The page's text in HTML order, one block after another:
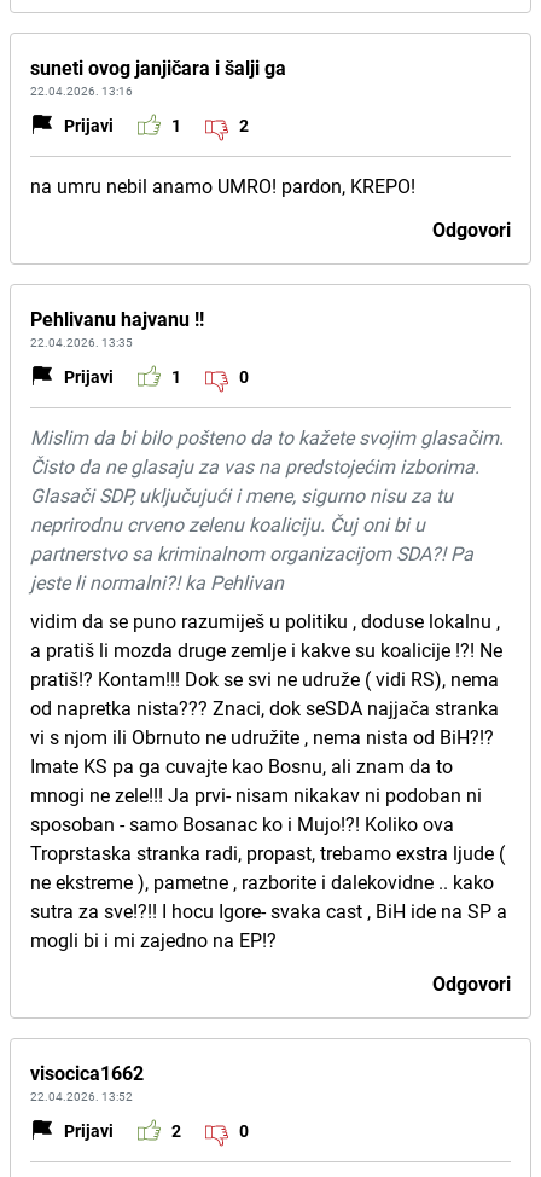
suneti ovog janjičara i šalji ga
22.04.2026. 13:16
Prijavi 1 2
na umru nebil anamo UMRO! pardon, KREPO!
Odgovori
Pehlivanu hajvanu !!
22.04.2026. 13:35
Prijavi 1 0
Mislim da bi bilo pošteno da to kažete svojim glasačim.
Čisto da ne glasaju za vas na predstojećim izborima.
Glasači SDP, uključujući i mene, sigurno nisu za tu
neprirodnu crveno zelenu koaliciju. Čuj oni bi u
partnerstvo sa kriminalnom organizacijom SDA?! Pa
jeste li normalni?! ka Pehlivan
vidim da se puno razumiješ u politiku , doduse lokalnu ,
a pratiš li mozda druge zemlje i kakve su koalicije !?! Ne
pratiš!? Kontam!!! Dok se svi ne udruže ( vidi RS), nema
od napretka nista??? Znaci, dok seSDA najjača stranka
vi s njom ili Obrnuto ne udružite , nema nista od BiH?!?
Imate KS pa ga cuvajte kao Bosnu, ali znam da to
mnogi ne zele!!! Ja prvi- nisam nikakav ni podoban ni
sposoban - samo Bosanac ko i Mujo!?! Koliko ova
Troprstaska stranka radi, propast, trebamo exstra ljude (
ne ekstreme ), pametne , razborite i dalekovidne .. kako
sutra za sve!?!! I hocu Igore- svaka cast , BiH ide na SP a
mogli bi i mi zajedno na EP!?
Odgovori
visocica1662
22.04.2026. 13:52
Prijavi 2 0